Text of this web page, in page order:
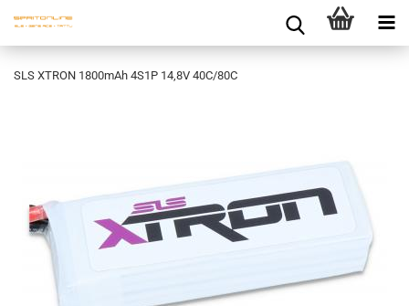
SLS XTRON 1800mAh 4S1P 14,8V 40C/80C